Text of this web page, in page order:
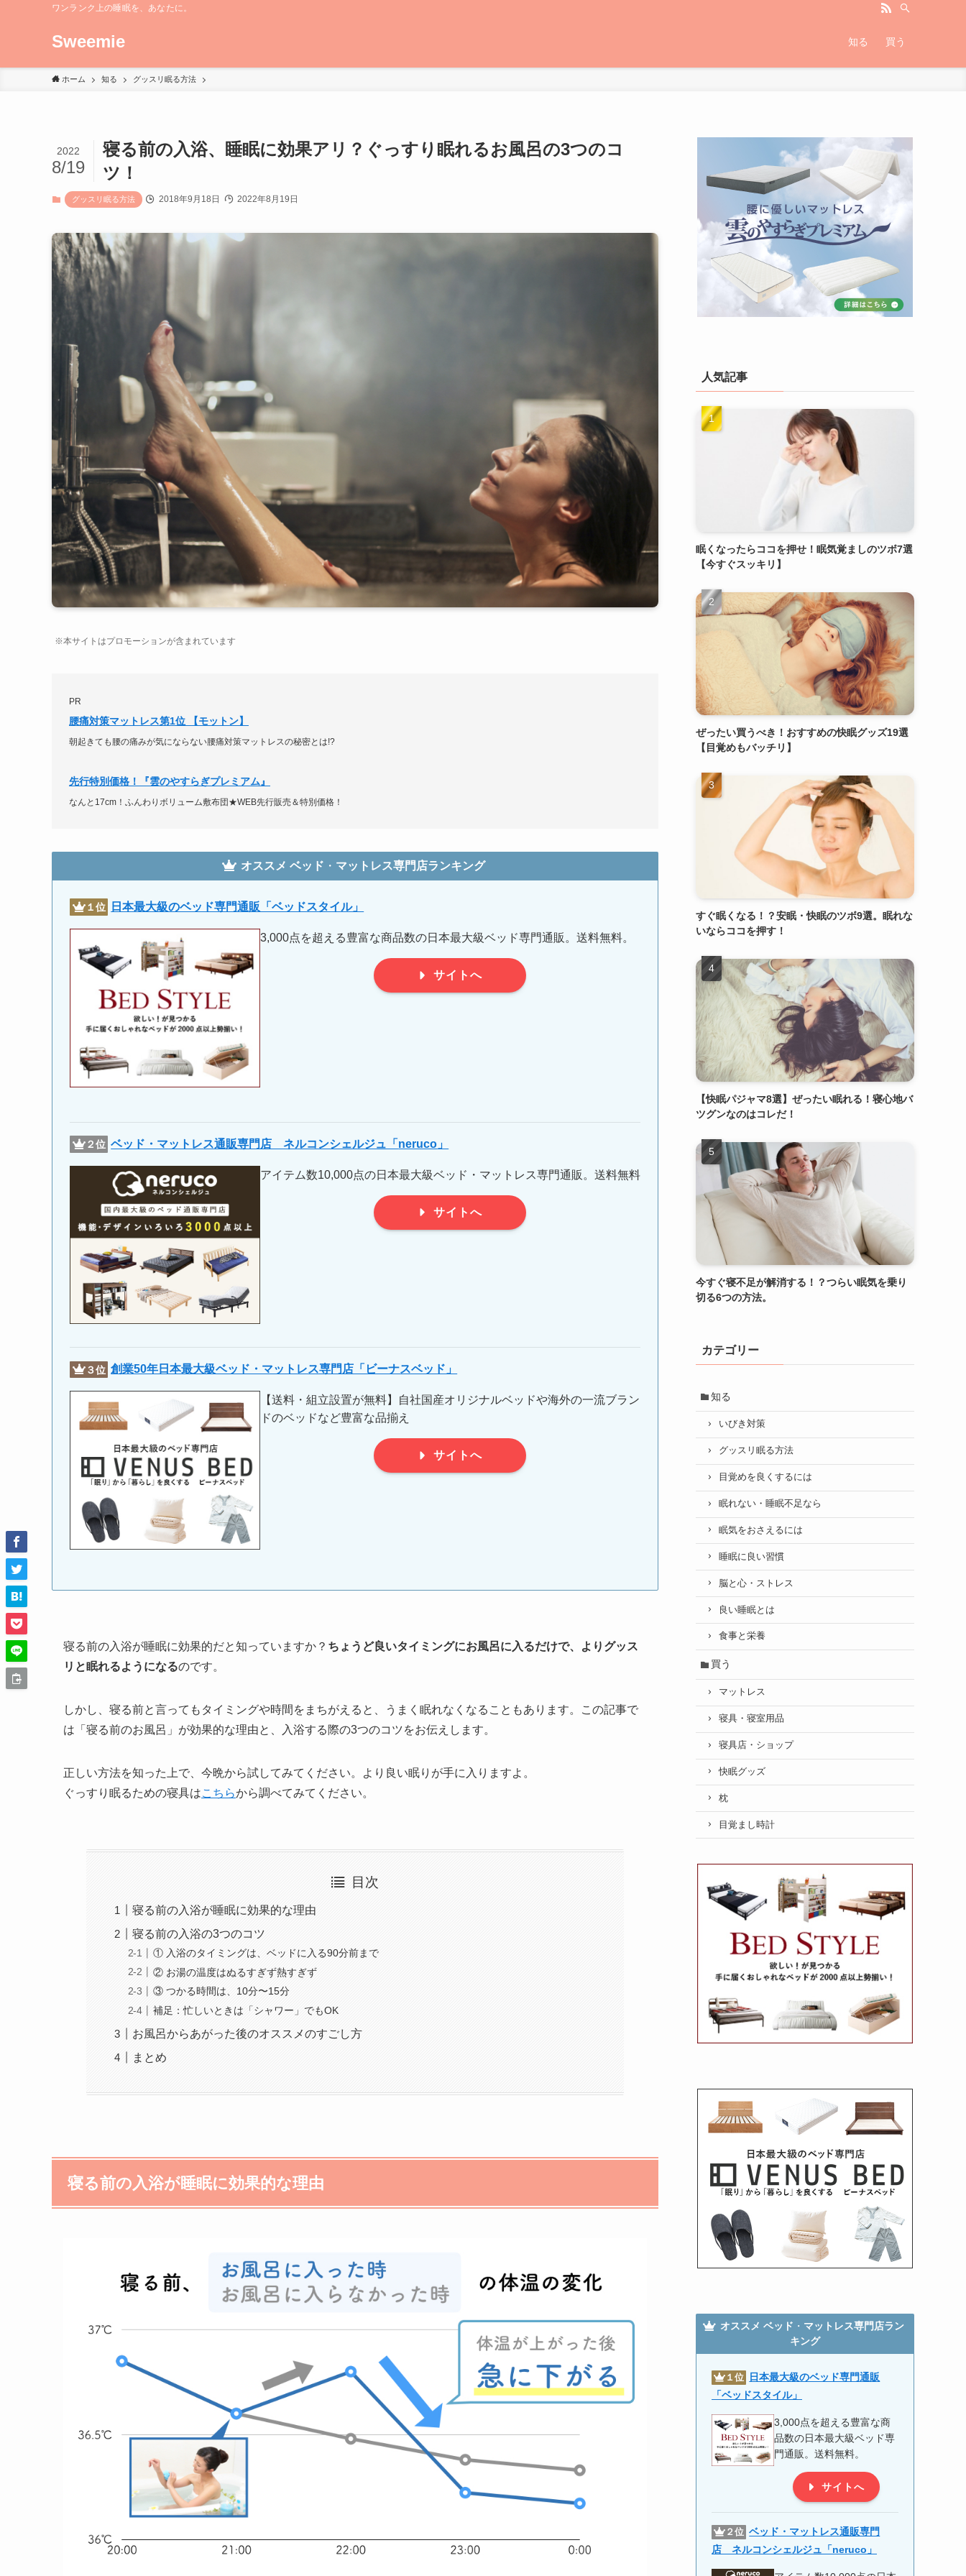
ワンランク上の睡眠を、あなたに。
Sweemie 知る 買う
ホーム 知る グッスリ眠る方法
寝る前の入浴、睡眠に効果アリ？ぐっすり眠れるお風呂の3つのコ
ツ！
2022
8/19
グッスリ眠る方法 2018年9月18日 2022年8月19日
※本サイトはプロモーションが含まれています
PR
腰痛対策マットレス第1位 【モットン】
朝起きても腰の痛みが気にならない腰痛対策マットレスの秘密とは!?
先行特別価格！『雲のやすらぎプレミアム』
なんと17cm！ふんわりボリューム敷布団★WEB先行販売＆特別価格！
オススメベッド ・ マットレス専門店ランキング
１位 日本最大級のベッド専門通販「ベッドスタイル」
3,000点を超える豊富な商品数の日本最大級ベッド専門通販。送料無料。
サイトへ
２位 ベッド・マットレス通販専門店 ネルコンシェルジュ「 neruco 」
アイテム数10,000点の日本最大級ベッド・マットレス専門通販。送料無料
サイトへ
３位 創業50年日本最大級ベッド・マットレス専門店「ビーナスベッド」
【送料・組立設置が無料】自社国産オリジナルベッドや海外の一流ブラン
ドのベッドなど豊富な品揃え
サイトへ
寝る前の入浴が睡眠に効果的だと知っていますか？ ちょうど良いタイミングにお風呂に入るだけで、よりグッス
リと眠れるようになるのです。
しかし、寝る前と言ってもタイミングや時間をまちがえると、うまく眠れなくなることもあります。この記事で
は「寝る前のお風呂」が効果的な理由と、入浴する際の3つのコツをお伝えします。
正しい方法を知った上で、今晩から試してみてください。より良い眠りが手に入りますよ。
ぐっすり眠るための寝具はこちらから調べてみてください。
目次
寝る前の入浴が睡眠に効果的な理由
寝る前の入浴の3つのコツ
① 入浴のタイミングは、ベッドに入る90分前まで
② お湯の温度はぬるすぎず熱すぎず
③ つかる時間は、10分〜15分
補足：忙しいときは「シャワー」でもOK
お風呂からあがった後のオススメのすごし方
まとめ
寝る前の入浴が睡眠に効果的な理由
人気記事
眠くなったらココを押せ！眠気覚ましのツボ7選
【今すぐスッキリ】
ぜったい買うべき！おすすめの快眠グッズ19選
【目覚めもバッチリ】
すぐ眠くなる！？安眠・快眠のツボ9選。眠れな
いならココを押す！
【快眠パジャマ8選】ぜったい眠れる！寝心地バ
ツグンなのはコレだ！
今すぐ寝不足が解消する！？つらい眠気を乗り
切る6つの方法。
カテゴリー
知る
いびき対策
グッスリ眠る方法
目覚めを良くするには
眠れない・睡眠不足なら
眠気をおさえるには
睡眠に良い習慣
脳と心・ストレス
良い睡眠とは
食事と栄養
買う
マットレス
寝具・寝室用品
寝具店・ショップ
快眠グッズ
枕
目覚まし時計
オススメベッド ・ マットレス専門店ラン
キング
１位
日本最大級のベッド専門通販
「ベッドスタイル」
3,000点を超える豊富な商
品数の日本最大級ベッド専
門通販。送料無料。
サイトへ
２位 ベッド・マットレス通販専門
店 ネルコンシェルジュ「neruco 」